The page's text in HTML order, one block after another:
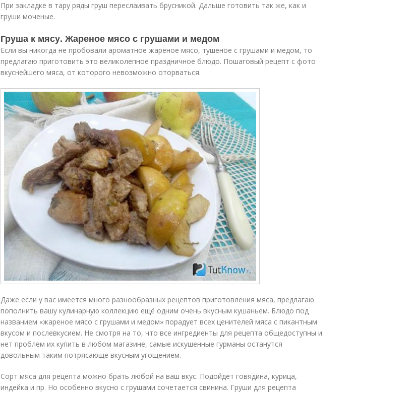
При закладке в тару ряды груш переслаивать брусникой. Дальше готовить так же, как и
груши моченые.
Груша к мясу. Жареное мясо с грушами и медом
Если вы никогда не пробовали ароматное жареное мясо, тушеное с грушами и медом, то
предлагаю приготовить это великолепное праздничное блюдо. Пошаговый рецепт с фото
вкуснейшего мяса, от которого невозможно оторваться.
Даже если у вас имеется много разнообразных рецептов приготовления мяса, предлагаю
пополнить вашу кулинарную коллекцию ещё одним очень вкусным кушаньем. Блюдо под
названием «жареное мясо с грушами и медом» порадует всех ценителей мяса с пикантным
вкусом и послевкусием. Не смотря на то, что все ингредиенты для рецепта общедоступны и
нет проблем их купить в любом магазине, самые искушенные гурманы останутся
довольным таким потрясающе вкусным угощением.
Сорт мяса для рецепта можно брать любой на ваш вкус. Подойдет говядина, курица,
индейка и пр. Но особенно вкусно с грушами сочетается свинина. Груши для рецепта